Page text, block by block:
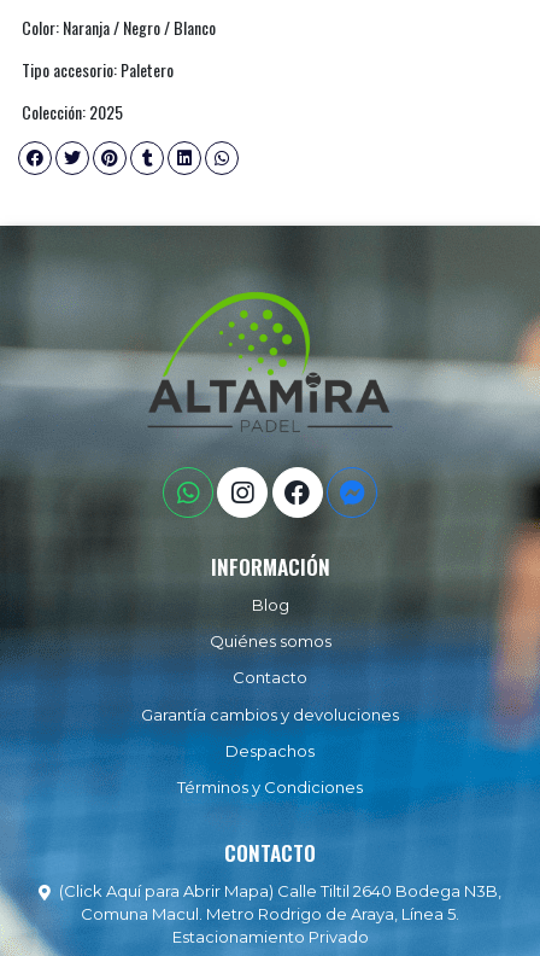
Color: Naranja / Negro / Blanco
Tipo accesorio: Paletero
Colección: 2025
INFORMACIÓN
Blog
Quiénes somos
Contacto
Garantía cambios y devoluciones
Despachos
Términos y Condiciones
CONTACTO
(Click Aquí para Abrir Mapa) Calle Tiltil 2640 Bodega N3B,
Comuna Macul. Metro Rodrigo de Araya, Línea 5.
Estacionamiento Privado